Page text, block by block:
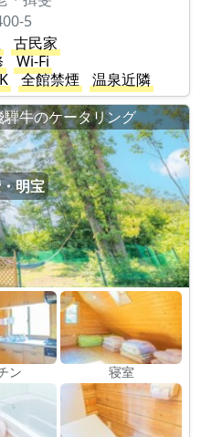
5
古民家
Wi-Fi
全館禁煙
温泉近隣
牛のケータリング
明宝
ン 寝室